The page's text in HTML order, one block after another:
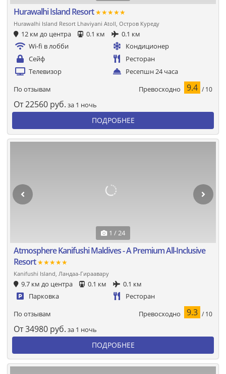
Hurawalhi Island Resort★★★★★
Hurawalhi Island Resort Lhaviyani Atoll, Остров Куреду
12 км до центра 0.1 км
0.1 км
Wi-fi в лобби
Кондиционер
Сейф
Ресторан
Телевизор
Ресепшн 24 часа
По отзывам Превосходно 9.4 / 10
От22560 руб. за 1 ночь
ПОДРОБНЕЕ
1 / 24
Atmosphere Kanifushi Maldives - A Premium All-Inclusive
Resort★★★★★
Kanifushi Island, Ландаа-Гираавару
9.7 км до центра 0.1 км
0.1 км
Парковка
Ресторан
По отзывам Превосходно 9.3 / 10
От34980 руб. за 1 ночь
ПОДРОБНЕЕ